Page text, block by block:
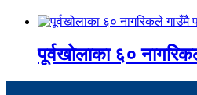
पूर्वखोलाका ६०